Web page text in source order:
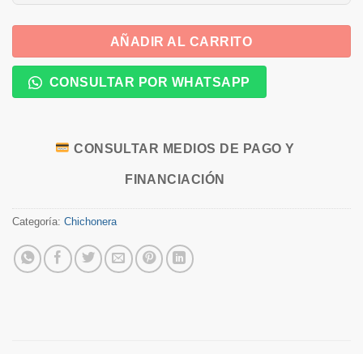
AÑADIR AL CARRITO
CONSULTAR POR WHATSAPP
CONSULTAR MEDIOS DE PAGO Y
FINANCIACIÓN
Categoría: Chichonera